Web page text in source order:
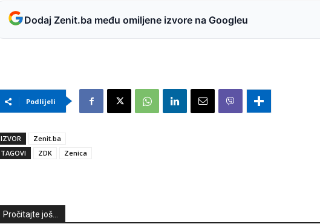
Dodaj Zenit.ba među omiljene izvore na Googleu
Podlijeli
IZVOR
Zenit.ba
TAGOVI
ZDK Zenica
Pročitajte još...